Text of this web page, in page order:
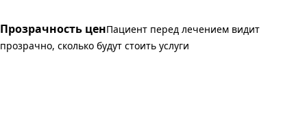
Прозрачность ценПациент перед лечением видит
прозрачно, сколько будут стоить услуги